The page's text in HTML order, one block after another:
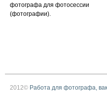
фотографа для фотосессии
(фотографии).
2012© Работа для фотографа,